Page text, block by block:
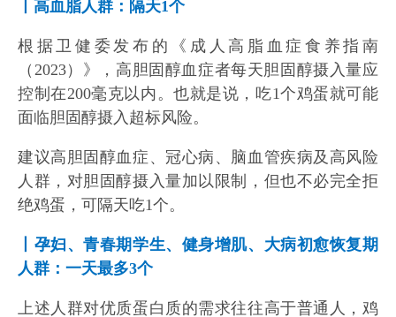
丨高血脂人群：隔天1个
根据卫健委发布的《成人高脂血症食养指南
（2023）》，高胆固醇血症者每天胆固醇摄入量应
控制在200毫克以内。也就是说，吃1个鸡蛋就可能
面临胆固醇摄入超标风险。
建议高胆固醇血症、冠心病、脑血管疾病及高风险
人群，对胆固醇摄入量加以限制，但也不必完全拒
绝鸡蛋，可隔天吃1个。
丨孕妇、青春期学生、健身增肌、大病初愈恢复期
人群：一天最多3个
上述人群对优质蛋白质的需求往往高于普通人，鸡